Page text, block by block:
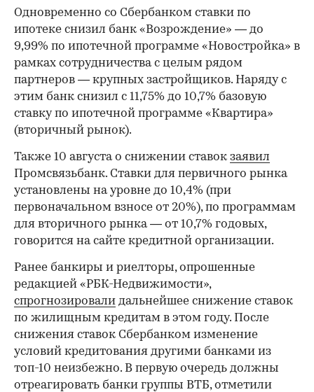
Одновременно со Сбербанком ставки по
ипотеке снизил банк «Возрождение» — до
9,99% по ипотечной программе «Новостройка» в
рамках сотрудничества с целым рядом
партнеров — крупных застройщиков. Наряду с
этим банк снизил c 11,75% до 10,7% базовую
ставку по ипотечной программе «Квартира»
(вторичный рынок).
Также 10 августа о снижении ставок заявил
Промсвязьбанк. Ставки для первичного рынка
установлены на уровне до 10,4% (при
первоначальном взносе от 20%), по программам
для вторичного рынка — от 10,7% годовых,
говорится на сайте кредитной организации.
Ранее банкиры и риелторы, опрошенные
редакцией «РБК-Недвижимости»,
спрогнозировали дальнейшее снижение ставок
по жилищным кредитам в этом году. После
снижения ставок Сбербанком изменение
условий кредитования другими банками из
топ-10 неизбежно. В первую очередь должны
отреагировать банки группы ВТБ, отметили